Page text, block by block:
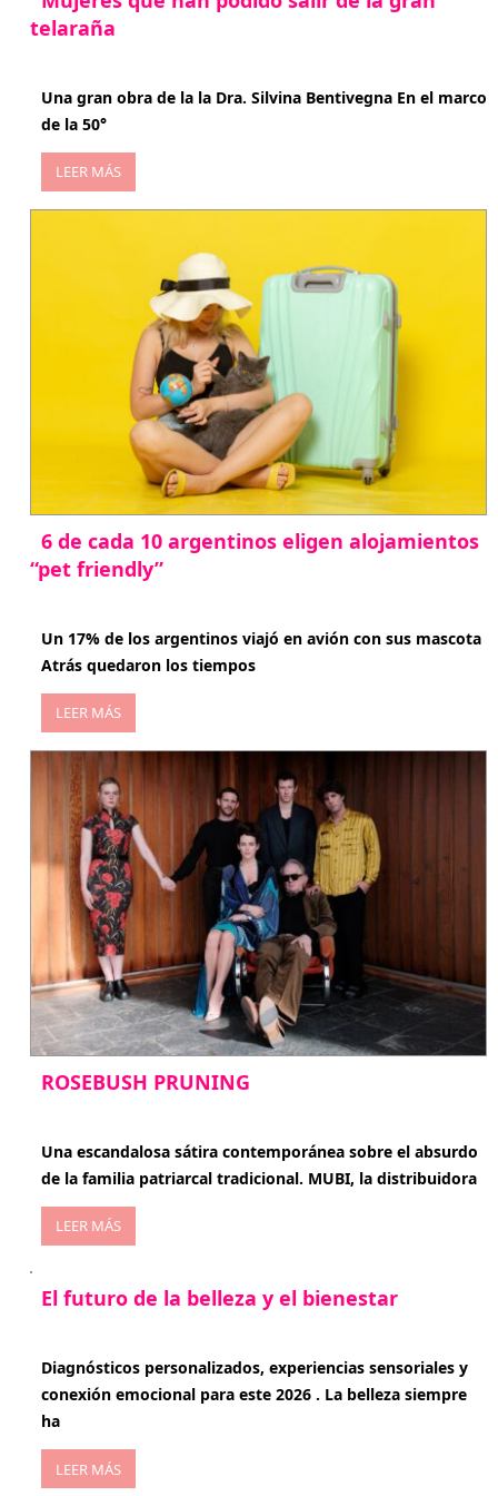
telaraña
Una gran obra de la la Dra. Silvina Bentivegna En el marco
de la 50°
LEER MÁS
6 de cada 10 argentinos eligen alojamientos
“pet friendly”
Un 17% de los argentinos viajó en avión con sus mascota
Atrás quedaron los tiempos
LEER MÁS
ROSEBUSH PRUNING
Una escandalosa sátira contemporánea sobre el absurdo
de la familia patriarcal tradicional. MUBI, la distribuidora
LEER MÁS
El futuro de la belleza y el bienestar
Diagnósticos personalizados, experiencias sensoriales y
conexión emocional para este 2026 . La belleza siempre
ha
LEER MÁS